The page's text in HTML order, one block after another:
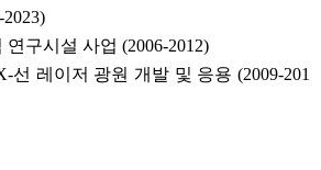
구시설 사업 (2006-2012)
선 레이저 광원 개발 및 응용 (2009-201